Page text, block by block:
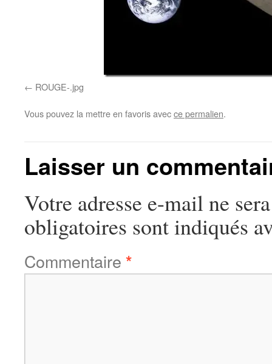
ROUGE-.jpg
Vous pouvez la mettre en favoris avecce permalien.
Laisser un
Votre adresse e-mail ne
obligatoires sont indiqués
Commentaire *